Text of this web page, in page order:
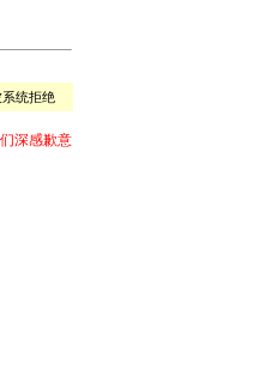
统拒绝
深感歉意